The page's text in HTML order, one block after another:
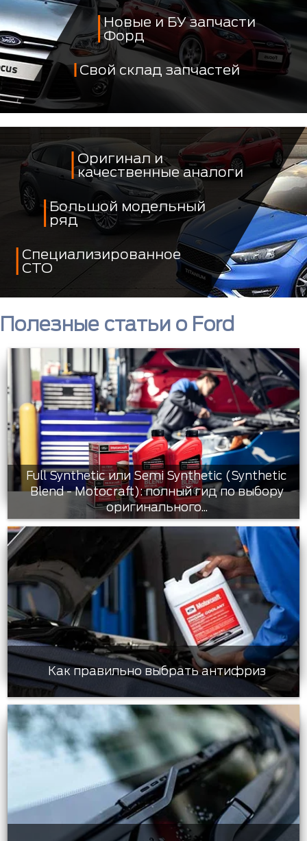
Новые и БУ запчасти
Форд
Свой склад запчастей
Оригинал и
качественные аналоги
Большой модельный
ряд
Специализированное
СТО
Полезные статьи о Ford
Full Synthetic или Semi Synthetic (Synthetic
Blend - Motocraft): полный гид по выбору
оригинального...
Как правильно выбрать антифриз